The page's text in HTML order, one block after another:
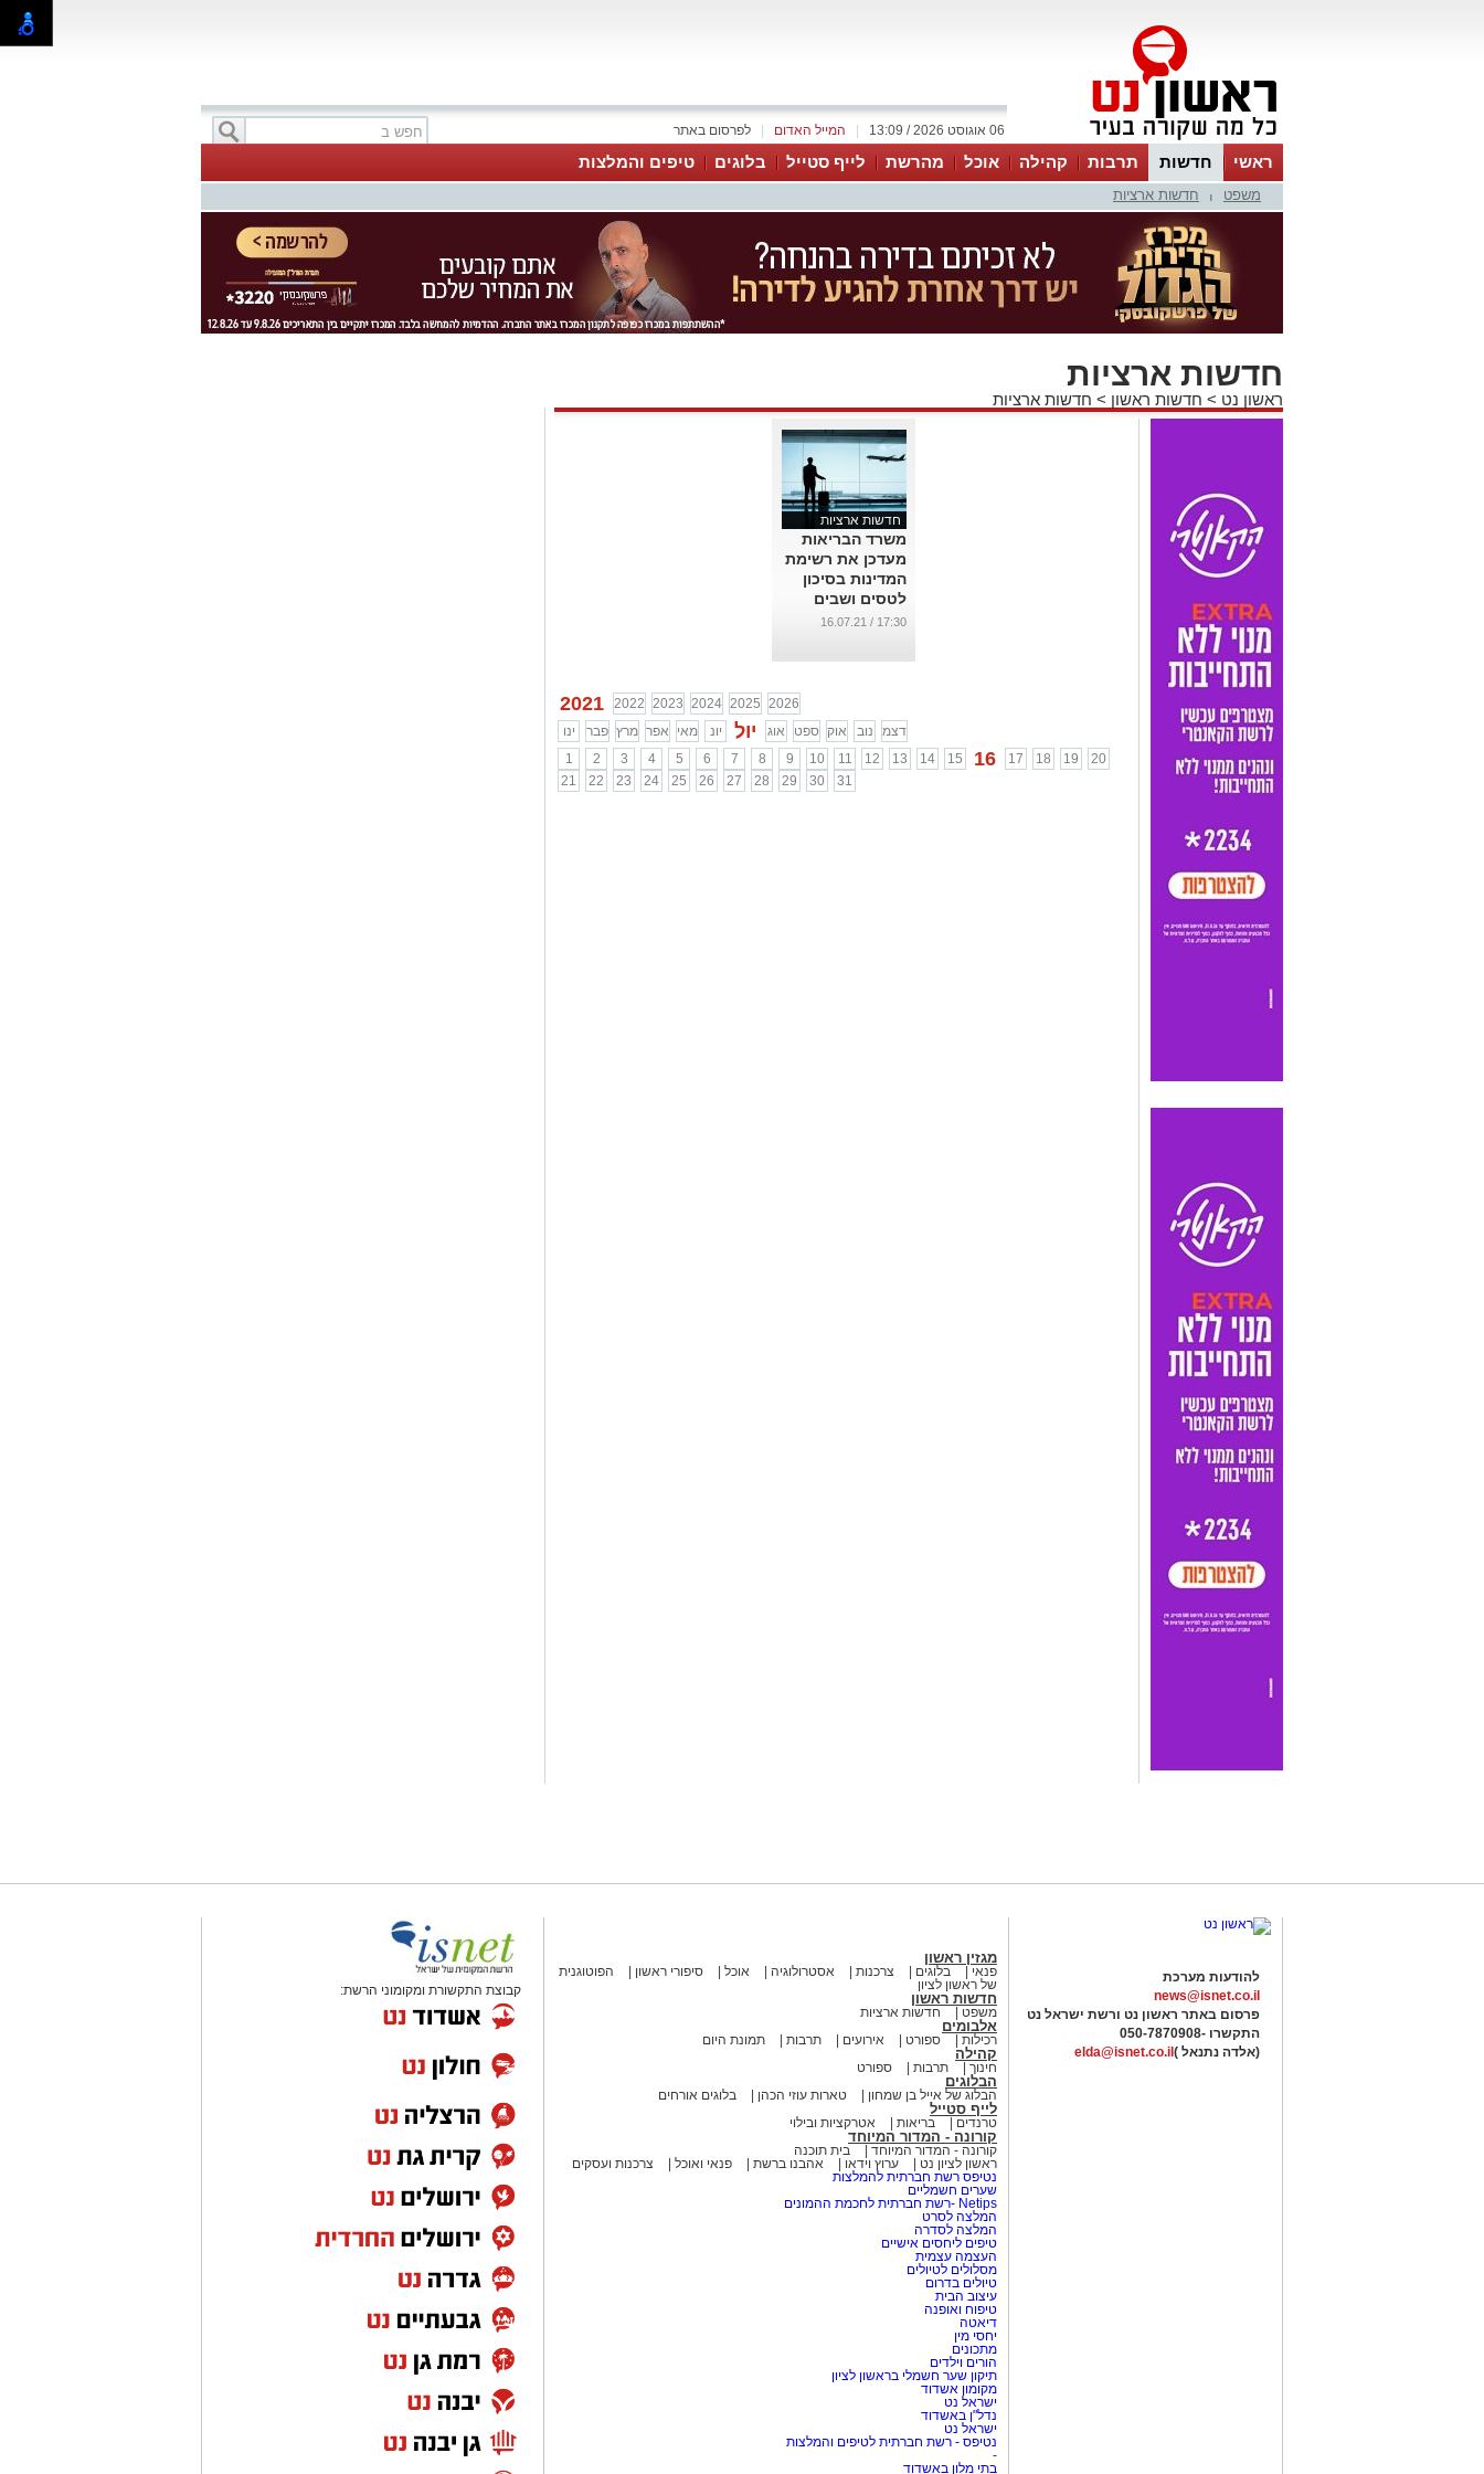
לפרסום באתר המייל האדום 06 אוגוסט 2026 / 13:09
ראשי חדשות תרבות קהילה אוכל מהרשת לייף סטייל בלוגים טיפים והמלצות
משפט חדשות ארציות
חדשות ארציות
ראשון נט > חדשות ראשון > חדשות ארציות
חדשות ארציות
משרד הבריאות
מעדכן את רשימת
המדינות בסיכון
לטסים ושבים
...
17:30 / 16.07.21
2021 2022 2023 2024 2025 2026
ינו
פבר מרץ אפר מאי יונ יול אוג ספט אוק נוב
דצמ
1
2 3 4 5 6 7 8 9 10 11 12 13 14 15 16 17 18 19
20
21
22 23 24 25 26 27 28 29 30 31
להודעות מערכת
news@isnet.co.il
פרסום באתר ראשון נט ורשת ישראל נט
התקשרו -050-7870908
(אלדה נתנאל ) elda@isnet.co.il
מגזין ראשון
פנאי בלוגים צרכנות אסטרולוגיה אוכל סיפורי ראשון
הפוטוגנית
של ראשון לציון
חדשות ראשון
משפט חדשות ארציות
אלבומים
רכילות ספורט אירועים תרבות תמונת היום
קהילה
חינוך תרבות ספורט
הבלוגים
הבלוג של אייל בן שמחון טארות עוזי הכהן בלוגים אורחים
לייף סטייל
טרנדים בריאות אטרקציות ובילוי
קורונה - המדור המיוחד
קורונה - המדור המיוחד
בית תוכנה
ראשון לציון נט
ערוץ וידאו אהבנו ברשת פנאי ואוכל
צרכנות ועסקים
נטיפס רשת חברתית להמלצות
שערים חשמליים
Netips -רשת חברתית לחכמת ההמונים
המלצה לסרט
המלצה לסדרה
טיפים ליחסים אישיים
העצמה עצמית
מסלולים לטיולים
טיולים בדרום
עיצוב הבית
טיפוח ואופנה
דיאטה
יחסי מין
מתכונים
הורים וילדים
תיקון שער חשמלי בראשון לציון
מקומון אשדוד
ישראל נט
נדל"ן באשדוד
ישראל נט
נטיפס - רשת חברתית לטיפים והמלצות
-
בתי מלון באשדוד
קבוצת התקשורת ומקומוני הרשת: